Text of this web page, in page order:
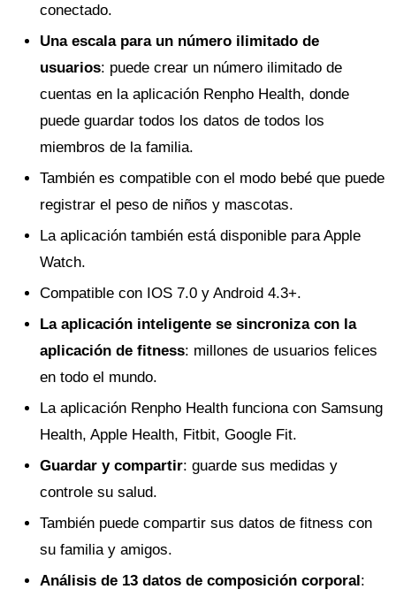
conectado.
Una escala para un número ilimitado de
usuarios: puede crear un número ilimitado de
cuentas en la aplicación Renpho Health, donde
puede guardar todos los datos de todos los
miembros de la familia.
También es compatible con el modo bebé que puede
registrar el peso de niños y mascotas.
La aplicación también está disponible para Apple
Watch.
Compatible con IOS 7.0 y Android 4.3+.
La aplicación inteligente se sincroniza con la
aplicación de fitness: millones de usuarios felices
en todo el mundo.
La aplicación Renpho Health funciona con Samsung
Health, Apple Health, Fitbit, Google Fit.
Guardar y compartir: guarde sus medidas y
controle su salud.
También puede compartir sus datos de fitness con
su familia y amigos.
Análisis de 13 datos de composición corporal: